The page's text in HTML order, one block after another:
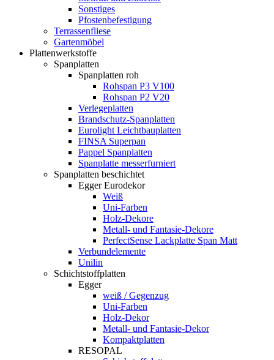
Sonstiges
Pfostenbefestigung
Terrassenfliese
Gartenmöbel
Plattenwerkstoffe
Spanplatten
Spanplatten roh
Rohspan P3 V100
Rohspan P2 V20
Verlegeplatten
Brandschutz-Spanplatten
Eurolight Leichtbauplatten
FINSA Superpan
Pappel Spanplatten
Spanplatte messerfurniert
Spanplatten beschichtet
Egger Eurodekor
Weiß
Uni-Farben
Holz-Dekore
Metall- und Fantasie-Dekore
PerfectSense Lackplatte Span Matt
Verbundelemente
Unilin
Schichtstoffplatten
Egger
weiß / Gegenzug
Uni-Farben
Holz-Dekor
Metall- und Fantasie-Dekor
Kompaktplatten
RESOPAL